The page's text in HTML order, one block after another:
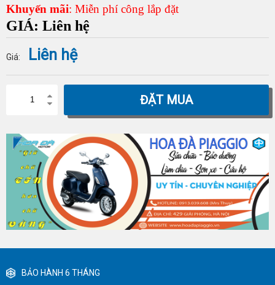
Khuyến mãi: Miễn phí công lắp đặt
GIÁ: Liên hệ
Giá: Liên hệ
ĐẶT MUA
BẢO HÀNH 6 THÁNG